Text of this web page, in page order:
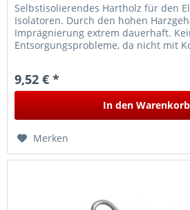
Selbstisolierendes Hartholz für den
Isolatoren. Durch den hohen
Imprägnierung extrem dauerhaft.
Entsorgungsprobleme, da nicht mit
9,52 € *
In den Warenkorb
Merken